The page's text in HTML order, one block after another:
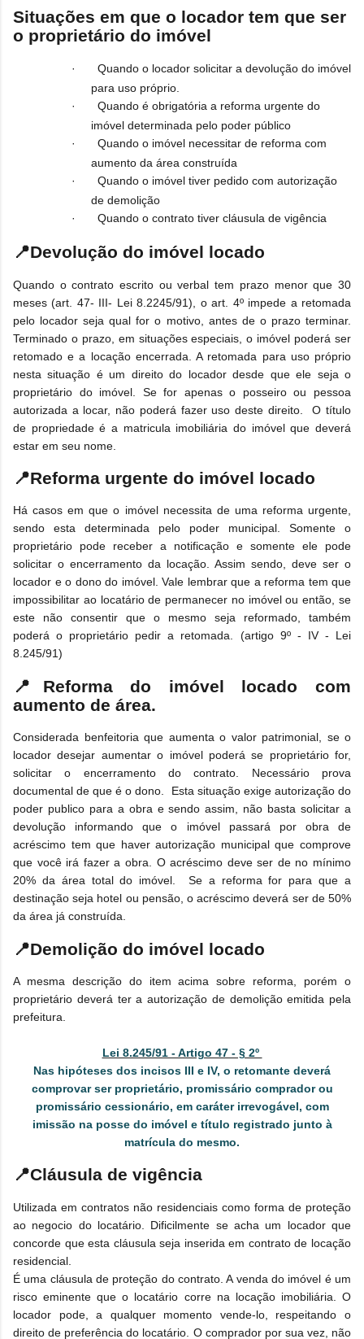
Situações em que o locador tem que ser
o proprietário do imóvel
·
Quando o locador solicitar a devolução do imóvel
para uso próprio.
·
Quando é obrigatória a reforma urgente do
imóvel determinada pelo poder público
·
Quando o imóvel necessitar de reforma com
aumento da área construída
·
Quando o imóvel tiver pedido com autorização
de demolição
·
Quando o contrato tiver cláusula de vigência
📍Devolução do imóvel locado
Quando o contrato escrito ou verbal tem prazo menor que 30
meses (art. 47- III- Lei 8.2245/91), o art. 4º impede a retomada
pelo locador seja qual for o motivo, antes de o prazo terminar.
Terminado o prazo, em situações especiais, o imóvel poderá ser
retomado e a locação encerrada. A retomada para uso próprio
nesta situação é um direito do locador desde que ele seja o
proprietário do imóvel. Se for apenas o posseiro ou pessoa
autorizada a locar, não poderá fazer uso deste direito. O título
de propriedade é a matricula imobiliária do imóvel que deverá
estar em seu nome.
📍Reforma urgente do imóvel locado
Há casos em que o imóvel necessita de uma reforma urgente,
sendo esta determinada pelo poder municipal. Somente o
proprietário pode receber a notificação e somente ele pode
solicitar o encerramento da locação. Assim sendo, deve ser o
locador e o dono do imóvel. Vale lembrar que a reforma tem que
impossibilitar ao locatário de permanecer no imóvel ou então, se
este não consentir que o mesmo seja reformado, também
poderá o proprietário pedir a retomada. (artigo 9º - IV - Lei
8.245/91)
📍
Reforma do imóvel locado com
aumento de área.
Considerada benfeitoria que aumenta o valor patrimonial, se o
locador desejar aumentar o imóvel poderá se proprietário for,
solicitar o encerramento do contrato. Necessário prova
documental de que é o dono. Esta situação exige autorização do
poder publico para a obra e sendo assim, não basta solicitar a
devolução informando que o imóvel passará por obra de
acréscimo tem que haver autorização municipal que comprove
que você irá fazer a obra. O acréscimo deve ser de no mínimo
20% da área total do imóvel. Se a reforma for para que a
destinação seja hotel ou pensão, o acréscimo deverá ser de 50%
da área já construída.
📍Demolição do imóvel locado
A mesma descrição do item acima sobre reforma, porém o
proprietário deverá ter a autorização de demolição emitida pela
prefeitura.
Lei 8.245/91 - Artigo 47 - § 2º
Nas hipóteses dos incisos III e IV, o retomante deverá
comprovar ser proprietário, promissário comprador ou
promissário cessionário, em caráter irrevogável, com
imissão na posse do imóvel e título registrado junto à
matrícula do mesmo.
📍Cláusula de vigência
Utilizada em contratos não residenciais como forma de proteção
ao negocio do locatário. Dificilmente se acha um locador que
concorde que esta cláusula seja inserida em contrato de locação
residencial.
É uma cláusula de proteção do contrato. A venda do imóvel é um
risco eminente que o locatário corre na locação imobiliária. O
locador pode, a qualquer momento vende-lo, respeitando o
direito de preferência do locatário. O comprador por sua vez, não